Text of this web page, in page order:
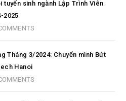
tuyển sinh ngành Lập Trình Viên
2025
Tháng 3/2024: Chuyển mình Bứt
Hanoi